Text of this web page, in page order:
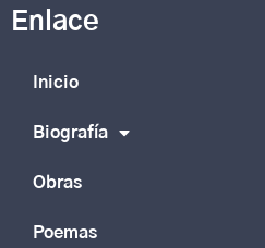
Enlace
Inicio
Biografía
Obras
Poemas